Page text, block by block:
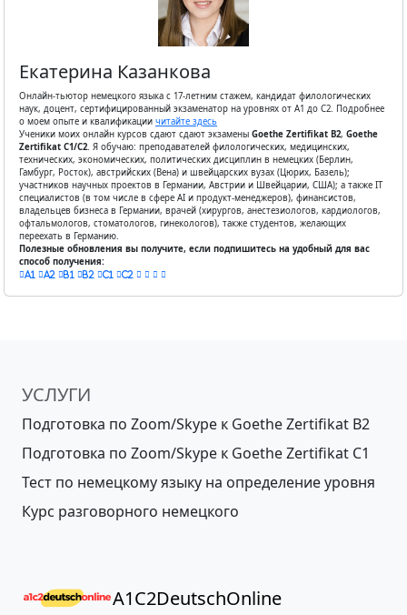
Екатерина Казанкова
Онлайн-тьютор немецкого языка с 17-летним стажем, кандидат филологических
наук, доцент, сертифицированный экзаменатор на уровнях от А1 до С2. Подробнее
о моем опыте и квалификации читайте здесь
Ученики моих онлайн курсов сдают сдают экзамены Goethe Zertifikat B2, Goethe
Zertifikat С1/С2 . Я обучаю: преподавателей филологических, медицинских,
технических, экономических, политических дисциплин в немецких (Берлин,
Гамбург, Росток), австрийских (Вена) и швейцарских вузах (Цюрих, Базель);
участников научных проектов в Германии, Австрии и Швейцарии, США); а также IT
специалистов (в том числе в сфере AI и продукт-менеджеров), финансистов,
владельцев бизнеса в Германии, врачей (хирургов, анестезиологов, кардиологов,
офтальмологов, стоматологов, гинекологов), также студентов, желающих
переехать в Германию.
Полезные обновления вы получите, если подпишитесь на удобный для вас
способ получения:
A1 A2 B1 B2 C1 C2
УСЛУГИ
Подготовка по Zoom/Skype к Goethe Zertifikat B2
Подготовка по Zoom/Skype к Goethe Zertifikat С1
Тест по немецкому языку на определение уровня
Курс разговорного немецкого
A1C2DeutschOnline